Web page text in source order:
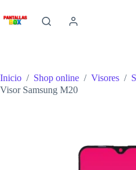
al
contenido
Inicio / Shop online / Visores /
Visor Samsung M20